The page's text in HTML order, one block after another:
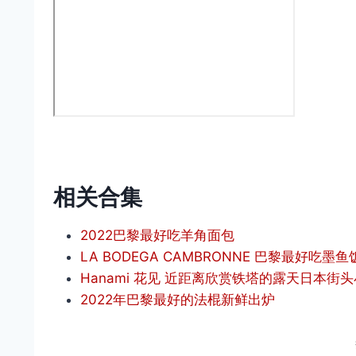
相关合集
2022巴黎最好吃羊角面包
LA BODEGA CAMBRONNE 巴黎最好吃墨鱼
Hanami 花见 近距离欣赏铁塔的露天日本街
2022年巴黎最好的法棍新鲜出炉